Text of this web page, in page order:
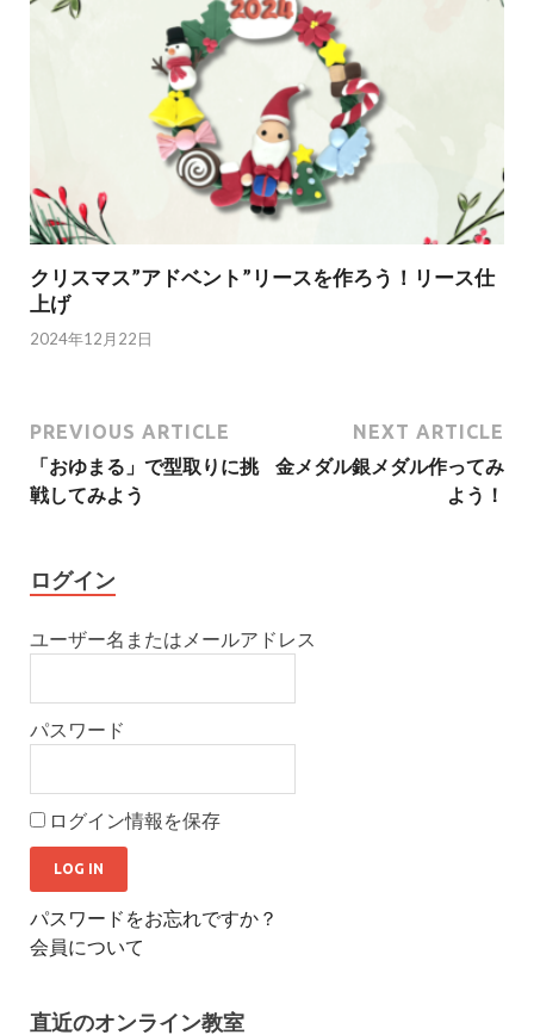
クリスマス”アドベント”リースを作ろう！リース仕
上げ
2024年12月22日
PREVIOUS ARTICLE
「おゆまる」で型取りに挑
戦してみよう
NEXT ARTICLE
金メダル銀メダル作ってみ
よう！
ログイン
ユーザー名またはメールアドレス
パスワード
ログイン情報を保存
パスワードをお忘れですか？
会員について
直近のオンライン教室